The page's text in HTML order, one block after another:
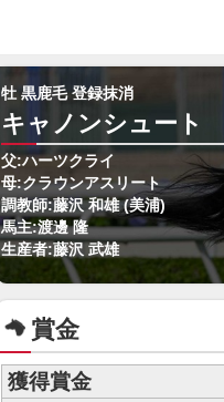
牡 黒鹿毛 登録抹消
キャノンシュート
父:ハーツクライ
母:クラウンアスリート
調教師:藤沢 和雄 (美浦)
馬主:渡邊 隆
生産者:藤沢 武雄
賞金
獲得賞金